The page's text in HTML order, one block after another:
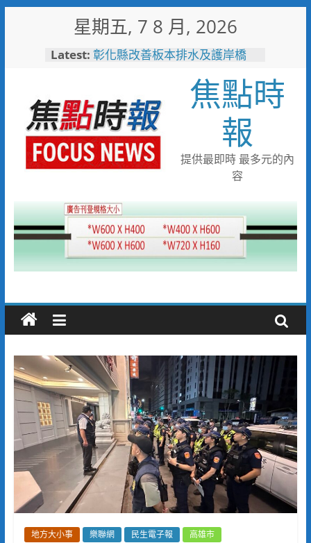
星期五, 7 8 月, 2026
Latest: 彰化縣改善板本排水及護岸橋
小米之家進駐高雄義享時尚廣
場 父親節開幕祭三重超狂優惠
少子化時代的地方解方！彰化市
未婚聯誼6年促成10對佳偶
彰化縣長參選人魏平政率議員團
隊攜手造勢 盼翻轉彰化打造新
局
敲敲門讓愛傳進門 彰化縣獨居
焦點時
報
提供最即時 最多元的內
容
地方大小事 樂聯網 民生電子報 高雄市